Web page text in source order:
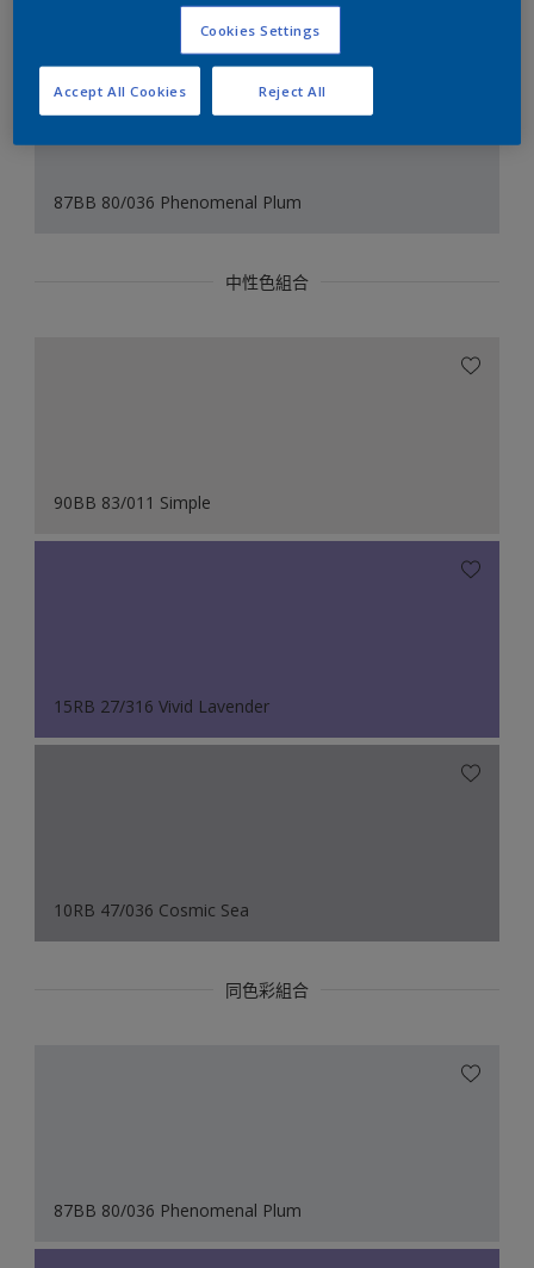
87BB 80/036 Phenomenal Plum
中性色組合
90BB 83/011 Simple
15RB 27/316 Vivid Lavender
10RB 47/036 Cosmic Sea
同色彩組合
87BB 80/036 Phenomenal Plum
Cookies Settings
Reject All
Accept All Cookies